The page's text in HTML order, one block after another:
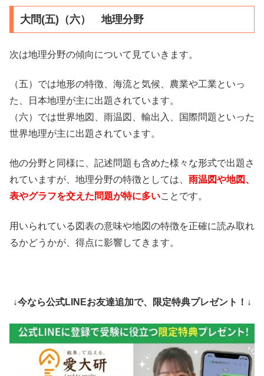
大問(五)（六） 地理分野
次は地理分野の傾向について見ていきます。
（五）では地形の特徴、海流と気候、農業や工業といっ
た、日本地理が主に出題されています。
（六）では世界地図、雨温図、輸出入、国際問題といった
世界地理が主に出題されています。
他の分野と同様に、記述問題も含めた様々な形式で出題さ
れていますが、地理分野の特徴としては、 雨温図や地図、
表やグラフを交えた問題が特に多いことです。
用いられている図表の意味や地図の特徴を正確に読み取れ
るかどうかが、得点に影響してきます。
↓今なら公式LINEお友達追加で、限定特典プレゼント！↓